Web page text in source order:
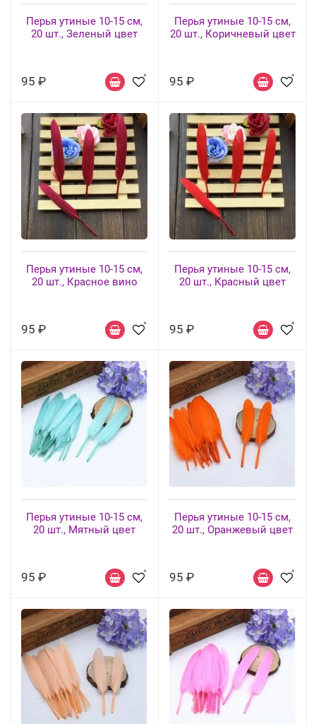
Перья утиные 10-15 см,
20 шт., Зеленый цвет
95 ₽
Перья утиные 10-15 см,
20 шт., Коричневый цвет
95 ₽
Перья утиные 10-15 см,
20 шт., Красное вино
95 ₽
Перья утиные 10-15 см,
20 шт., Красный цвет
95 ₽
Перья утиные 10-15 см,
20 шт., Мятный цвет
95 ₽
Перья утиные 10-15 см,
20 шт., Оранжевый цвет
95 ₽